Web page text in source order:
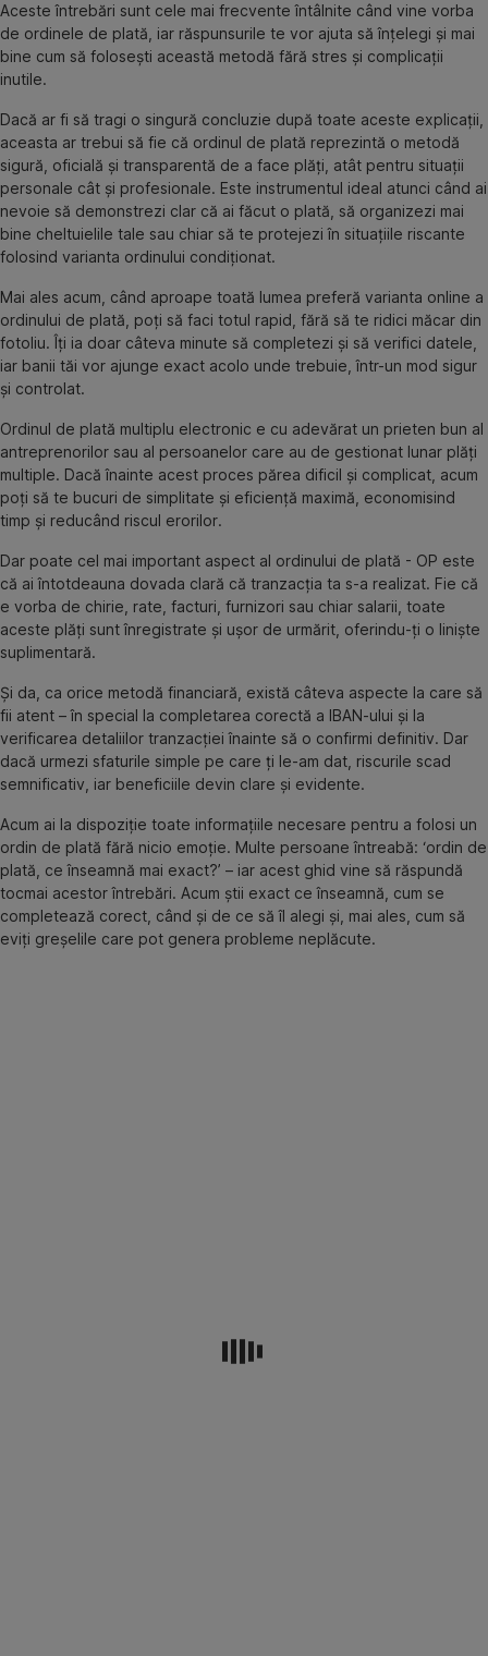
Aceste întrebări sunt cele mai frecvente întâlnite când vine vorba
de ordinele de plată, iar răspunsurile te vor ajuta să înțelegi și mai
bine cum să folosești această metodă fără stres și complicații
inutile.
Dacă ar fi să tragi o singură concluzie după toate aceste explicații,
aceasta ar trebui să fie că ordinul de plată reprezintă o metodă
sigură, oficială și transparentă de a face plăți, atât pentru situații
personale cât și profesionale. Este instrumentul ideal atunci când ai
nevoie să demonstrezi clar că ai făcut o plată, să organizezi mai
bine cheltuielile tale sau chiar să te protejezi în situațiile riscante
folosind varianta ordinului condiționat.
Mai ales acum, când aproape toată lumea preferă varianta online a
ordinului de plată, poți să faci totul rapid, fără să te ridici măcar din
fotoliu. Îți ia doar câteva minute să completezi și să verifici datele,
iar banii tăi vor ajunge exact acolo unde trebuie, într-un mod sigur
și controlat.
Ordinul de plată multiplu electronic e cu adevărat un prieten bun al
antreprenorilor sau al persoanelor care au de gestionat lunar plăți
multiple. Dacă înainte acest proces părea dificil și complicat, acum
poți să te bucuri de simplitate și eficiență maximă, economisind
timp și reducând riscul erorilor.
Dar poate cel mai important aspect al ordinului de plată - OP este
că ai întotdeauna dovada clară că tranzacția ta s-a realizat. Fie că
e vorba de chirie, rate, facturi, furnizori sau chiar salarii, toate
aceste plăți sunt înregistrate și ușor de urmărit, oferindu-ți o liniște
suplimentară.
Și da, ca orice metodă financiară, există câteva aspecte la care să
fii atent – în special la completarea corectă a IBAN-ului și la
verificarea detaliilor tranzacției înainte să o confirmi definitiv. Dar
dacă urmezi sfaturile simple pe care ți le-am dat, riscurile scad
semnificativ, iar beneficiile devin clare și evidente.
Acum ai la dispoziție toate informațiile necesare pentru a folosi un
ordin de plată fără nicio emoție. Multe persoane întreabă: ‘ordin de
plată, ce înseamnă mai exact?’ – iar acest ghid vine să răspundă
tocmai acestor întrebări. Acum știi exact ce înseamnă, cum se
completează corect, când și de ce să îl alegi și, mai ales, cum să
eviți greșelile care pot genera probleme neplăcute.